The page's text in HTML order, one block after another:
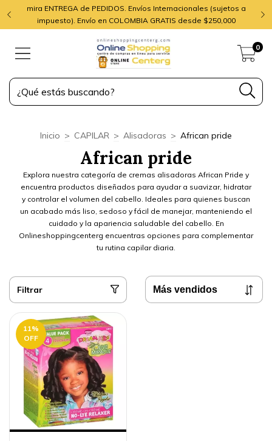
mira ENTREGA de PEDIDOS. Envíos Internacionales (sujetos a
impuesto). Envío en COLOMBIA GRATIS desde $250,000
0
Inicio > CAPILAR > Alisadoras > African pride
African pride
Explora nuestra categoría de cremas alisadoras African Pride y
encuentra productos diseñados para ayudar a suavizar, hidratar
y controlar el volumen del cabello. Ideales para quienes buscan
un acabado más liso, sedoso y fácil de manejar, manteniendo el
cuidado y la apariencia saludable del cabello. En
Onlineshoppingcenterg encuentras opciones para complementar
tu rutina capilar diaria.
Filtrar
11%
OFF